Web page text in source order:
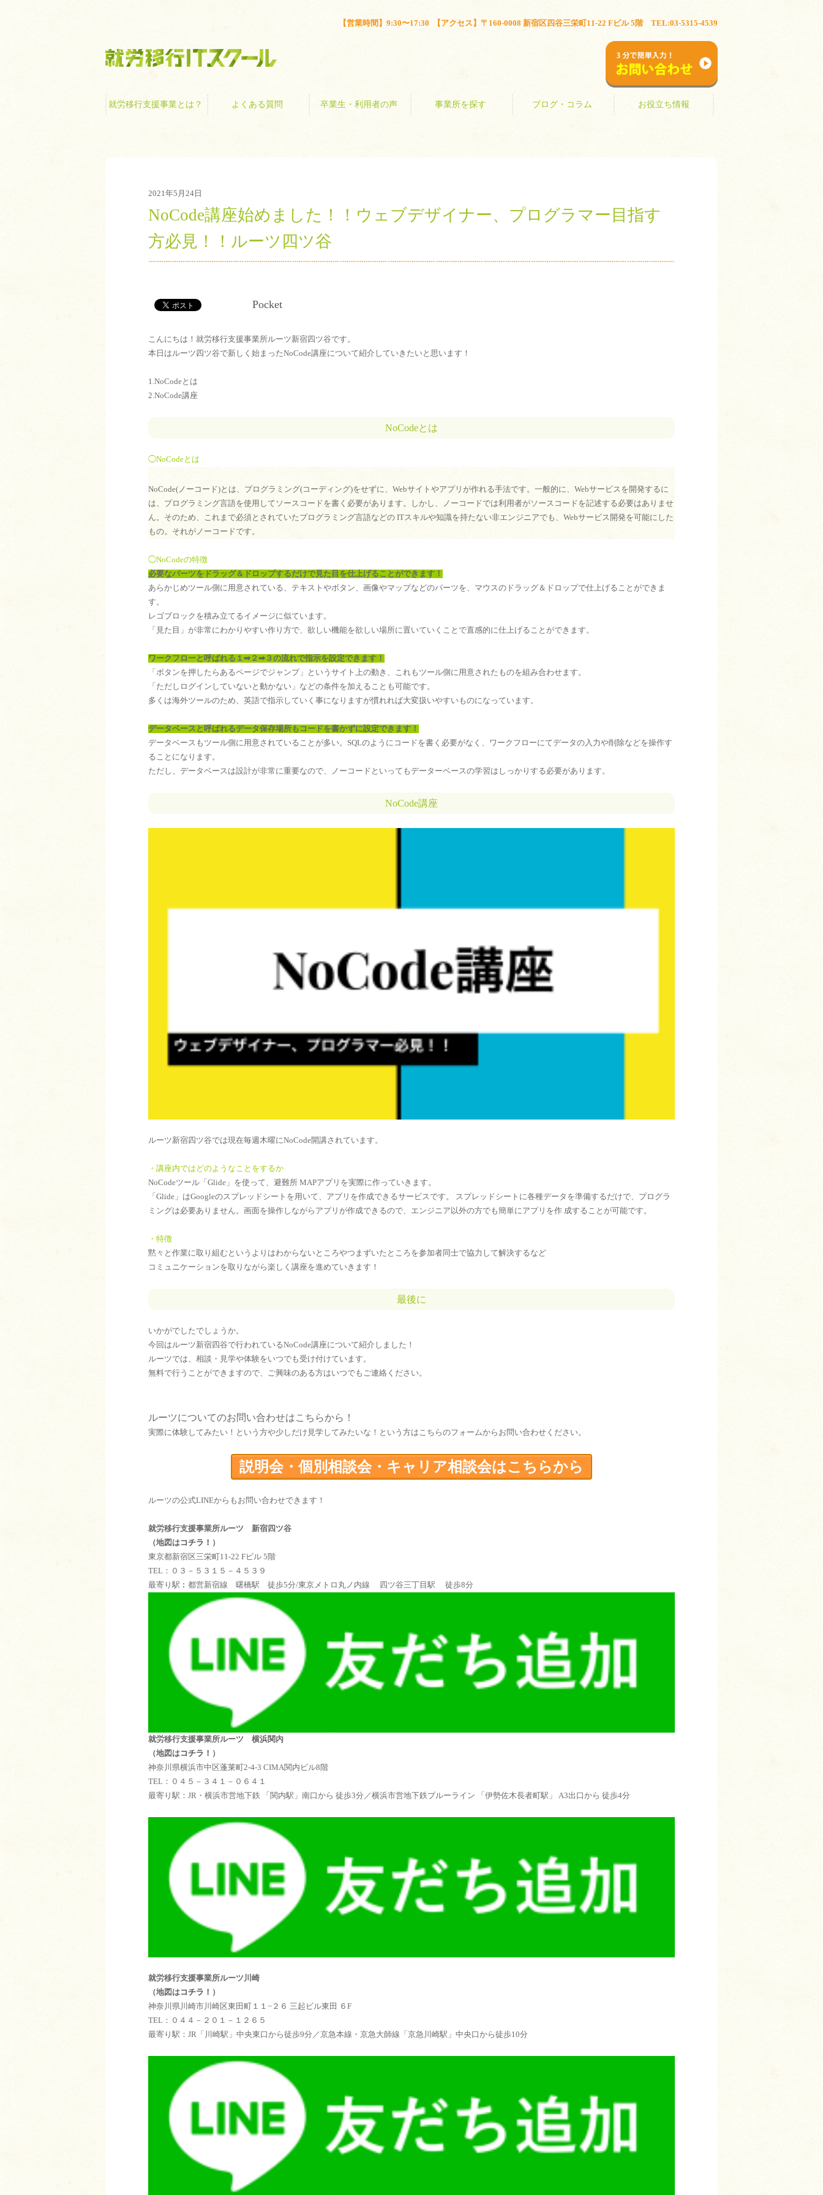
【営業時間】9:30〜17:30 【アクセス】〒160-0008 新宿区四谷三栄町11-22 Fビル 5階 TEL:03-5315-4539
就労移行支援事業とは？ よくある質問 卒業生・利用者の声 事業所を探す ブログ・コラム お役立ち情報
2021年5月24日
NoCode講座始めました！！ウェブデザイナー、プログラマー目指す
方必見！！ルーツ四ツ谷
Pocket
こんにちは！就労移行支援事業所ルーツ新宿四ツ谷です。
本日はルーツ四ツ谷で新しく始まったNoCode講座について紹介していきたいと思います！
1.NoCodeとは
2.NoCode講座
NoCodeとは
◯NoCodeと は
NoCode(ノーコード)とは、プログラミング(コーディング)をせずに、Webサイトやアプリが作れる手法です。一般的に、Webサービスを開発するに
は、プログラミング言語を使用してソースコードを書く必要があります。しかし、ノーコードでは利用者がソースコードを記述する必要はありませ
ん。そのため、これまで必須とされていたプログラミング言語などの ITスキルや知識を持たない非エンジニアでも、Webサービス開発を可能にした
もの。それがノーコードです。
◯NoCodeの特徴
必要なパーツを ドラッグ＆ドロップするだけで見た目を仕上げることができます！
あらかじめツール側に用意されている、テキストやボタン、画像やマップなどのパーツを、マウスのドラッグ＆ドロップで仕上げることができま
す。
レゴブロックを積み立てるイメージに似ています。
「見た目」が非常にわかりやすい作り方で、欲しい機能を欲しい場所に置いていくことで直感的に仕上げることができます。
ワークフローと呼ばれる１➡︎２➡︎３の流れで指示を設定できます！
「ボタンを押したらあるページでジャンプ」というサイト上の動き、これもツール側に用意されたものを組み合わせます。
「ただしログインしていないと動かない」などの条件を加えることも可能です。
多くは海外ツールのため、英語で指示していく事になりますが慣れれば大変扱いやすいものになっています。
データベースと呼ばれるデータ保存場所もコードを書かずに設定できます！
データベースもツール側に用意されていることが多い。SQLのようにコードを書く必要がなく、ワークフローにてデータの入力や削除などを操作す
ることになります。
ただし、データベースは設計が非常に重要なので、ノーコードといってもデーターベースの学習はしっかりする必要があります。
NoCode講座
ルーツ新宿四ツ谷では現在毎週木曜にNoCode開講されています。
・講座内ではどのようなことをするか
NoCodeツール「Glide」を使って、避難所 MAPアプリを実際に作っていきます。
「Glide」はGoogleのスプレッドシートを用いて、アプリを作成できるサービスです。 スプレッドシートに各種データを準備するだけで、プログラ
ミングは必要ありません。画面を操作しながらアプリが作成できるので、エンジニア以外の方でも簡単にアプリを作 成することが可能です。
・特徴
黙々と作業に取り組むというよりはわからないところやつまずいたところを参加者同士で協力して解決するなど
コミュニケーションを取りながら楽しく講座を進めていきます！
最後に
いかがでしたでしょうか。
今回はルーツ新宿四谷で行われているNoCode講座について紹介しました！
ルーツでは、相談・見学や体験をいつでも受け付けています。
無料で行うことができますので、ご興味のある方はいつでもご連絡ください。
ルーツについてのお問い合わせはこちらから！
実際に体験してみたい！という方や少しだけ見学してみたいな！という方はこちらのフォームからお問い合わせください。
説明会・個別相談会・キャリア相談会はこちらから
ルーツの公式LINEからもお問い合わせできます！
就労移行支援事業所ルーツ 新宿四ツ谷
（地図はコチラ！ ）
東京都新宿区三栄町11-22 Fビル 5階
TEL：０３－５３１５－４５３９
最寄り駅︰都営新宿線 曙橋駅 徒歩5分/東京メトロ丸ノ内線 四ツ谷三丁目駅 徒歩8分
就労移行支援事業所ルーツ 横浜関内
（地図はコチラ！ ）
神奈川県横浜市中区蓬莱町2-4-3 CIMA関内ビル8階
TEL：０４５－３４１－０６４１
最寄り駅：JR・横浜市営地下鉄 「関内駅」南口から 徒歩3分／横浜市営地下鉄ブルーライン 「伊勢佐木長者町駅」 A3出口から 徒歩4分
就労移行支援事業所ルーツ川崎
（地図はコチラ！ ）
神奈川県川崎市川崎区東田町１１−２６ 三起ビル東田 ６F
TEL：０４４－２０１－１２６５
最寄り駅：JR「川崎駅」中央東口から徒歩9分／京急本線・京急大師線「京急川崎駅」中央口から徒歩10分